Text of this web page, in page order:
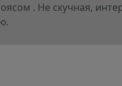
. Не скучная,